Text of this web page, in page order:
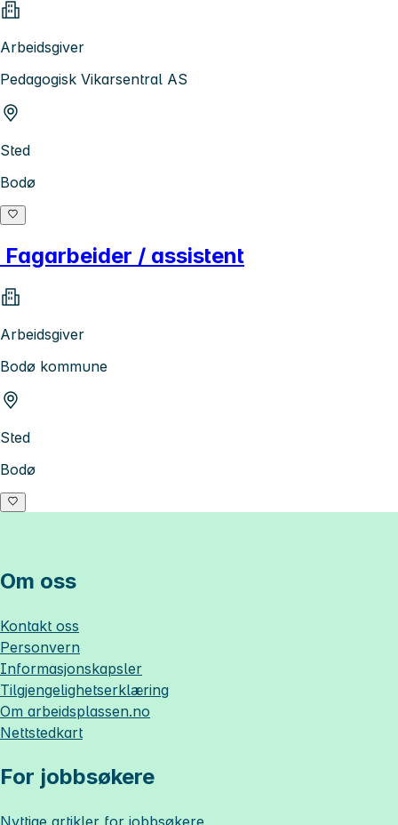
Arbeidsgiver
Pedagogisk Vikarsentral AS
Sted
Bodø
Fagarbeider / assistent
Arbeidsgiver
Bodø kommune
Sted
Bodø
Om oss
Kontakt oss
Personvern
Informasjonskapsler
Tilgjengelighetserklæring
Om arbeidsplassen.no
Nettstedkart
For jobbsøkere
Nyttige artikler for jobbsøkere